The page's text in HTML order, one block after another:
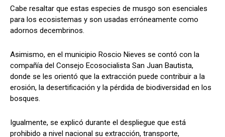
Cabe resaltar que estas especies de musgo son esenciales
para los ecosistemas y son usadas erróneamente como
adornos decembrinos.
Asimismo, en el municipio Roscio Nieves se contó con la
compañía del Consejo Ecosocialista San Juan Bautista,
donde se les orientó que la extracción puede contribuir a la
erosión, la desertificación y la pérdida de biodiversidad en los
bosques.
Igualmente, se explicó durante el despliegue que está
prohibido a nivel nacional su extracción, transporte,